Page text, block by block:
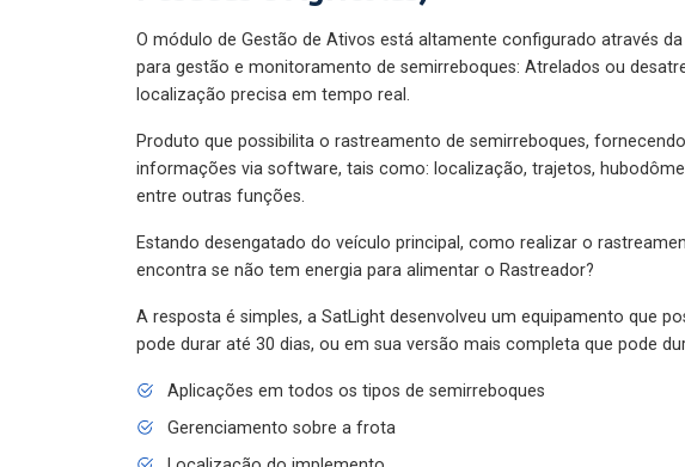
O módulo de Gestão de Ativos está altamente configurado através
para gestão e monitoramento de semirreboques: Atrelados ou
localização precisa em tempo real.
Produto que possibilita o rastreamento de semirreboques,
informações via software, tais como: localização, trajetos,
entre outras funções.
Estando desengatado do veículo principal, como realizar o
encontra se não tem energia para alimentar o Rastreador?
A resposta é simples, a SatLight desenvolveu um equipamento que
pode durar até 30 dias, ou em sua versão mais completa que pode
Aplicações em todos os tipos de semirreboques
Gerenciamento sobre a frota
Localização do implemento